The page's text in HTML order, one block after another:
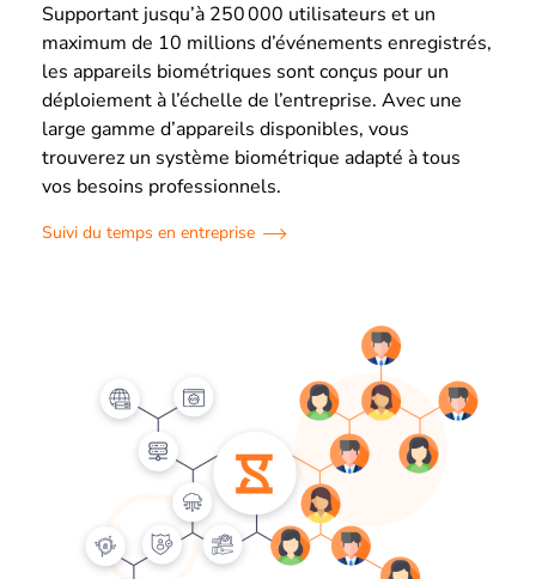
Supportant jusqu’à 250 000 utilisateurs et un
maximum de 10 millions d’événements enregistrés,
les appareils biométriques sont conçus pour un
déploiement à l’échelle de l’entreprise. Avec une
large gamme d’appareils disponibles, vous
trouverez un système biométrique adapté à tous
vos besoins professionnels.
Suivi du temps en entreprise